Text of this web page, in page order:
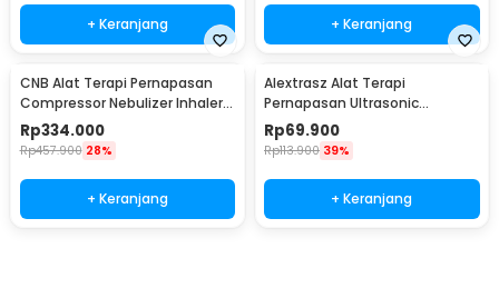
+ Keranjang + Keranjang
CNB Alat Terapi Pernapasan
Compressor Nebulizer Inhaler
Atomizer - 69025S
Rp334.000
Rp457.900 28%
+ Keranjang
Alextrasz Alat Terapi
Pernapasan Ultrasonic
Nebulizer Inhaler Atomizer -
FLK-W301
Rp69.900
Rp113.900 39%
+ Keranjang